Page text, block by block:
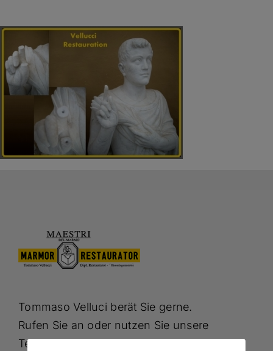
Tommaso Velluci berät Sie gerne.
Rufen Sie an oder nutzen Sie unsere
Terminvereinbarung für eine Anfrage.